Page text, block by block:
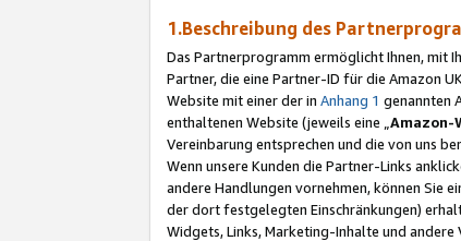
1.Beschreibung des
Das Partnerprogramm ermöglicht Ihnen, mit
Partner, die eine Partner-ID für die Amazon
Website mit einer der in Anhang 1 genannten
enthaltenen Website (jeweils eine „ Amazon-
Vereinbarung entsprechen und die von uns
Wenn unsere Kunden die Partner-Links
andere Handlungen vornehmen, können Sie
der dort festgelegten Einschränkungen)
Widgets, Links, Marketing-Inhalte und